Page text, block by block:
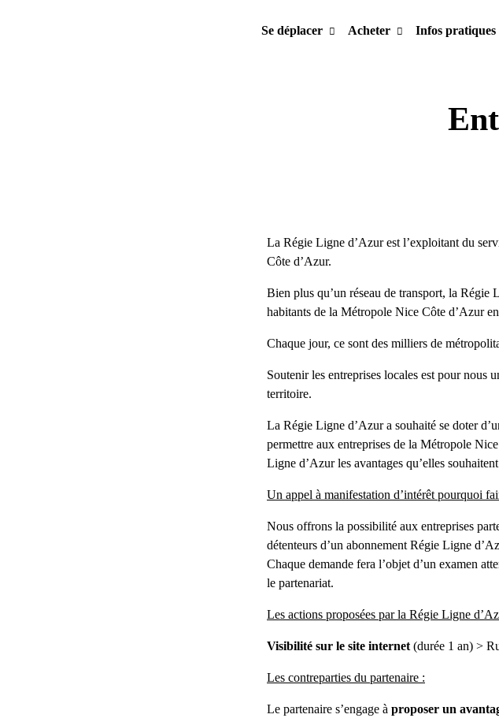
Se déplacer Acheter Infos pratiques
La Régie Ligne d’Azur est l’exploitant du
Côte d’Azur.
Bien plus qu’un réseau de transport, la Régie
habitants de la Métropole Nice Côte d’Azur
Chaque jour, ce sont des milliers de
Soutenir les entreprises locales est pour nous
territoire.
La Régie Ligne d’Azur a souhaité se doter
permettre aux entreprises de la Métropole
Ligne d’Azur les avantages qu’elles
Un appel à manifestation d’intérêt pourquoi
Nous offrons la possibilité aux entreprises
détenteurs d’un abonnement Régie Ligne
Chaque demande fera l’objet d’un examen
le partenariat.
Les actions proposées par la Régie Ligne
Visibilité sur le site internet (durée 1 an) >
Les contreparties du partenaire :
Le partenaire s’engage à proposer un